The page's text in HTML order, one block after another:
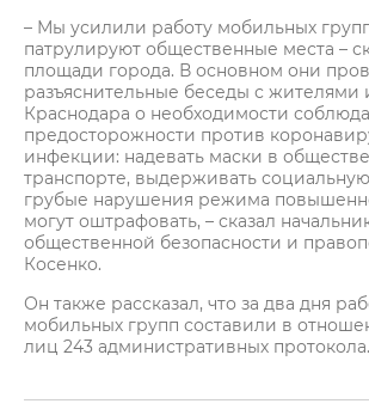
– Мы усилили работу мобильных
патрулируют общественные места –
площади города. В основном они
разъяснительные беседы с жителями
Краснодара о необходимости
предосторожности против
инфекции: надевать маски в
транспорте, выдерживать
грубые нарушения режима
могут оштрафовать, – сказал
общественной безопасности и
Косенко.
Он также рассказал, что за два дня
мобильных групп составили в
лиц 243 административных протокола.